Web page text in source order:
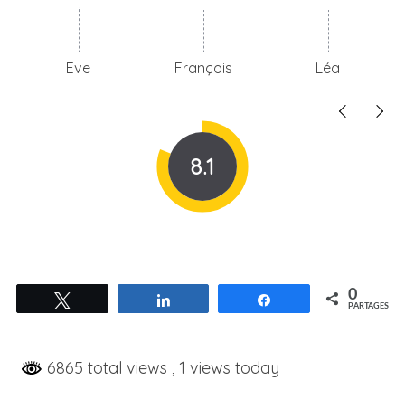
Eve François Léa
8.1
Partagez 0
PARTAGES
6865 total views , 1 views today